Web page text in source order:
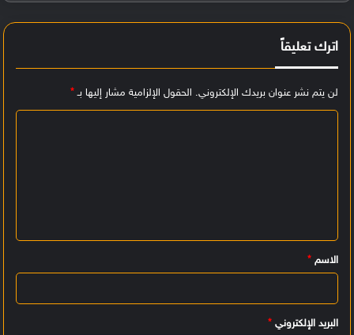
اترك تعليقاً
لن يتم نشر عنوان بريدك الإلكتروني. الحقول الإلزامية مشار إليها بـ*
ي
ق
الاسم *
البريد الإلكتروني *